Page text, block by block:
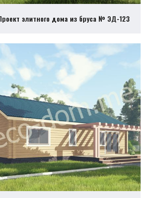
элитного дома из бруса № ЭД-123